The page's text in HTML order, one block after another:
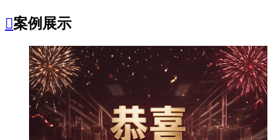
案例展示